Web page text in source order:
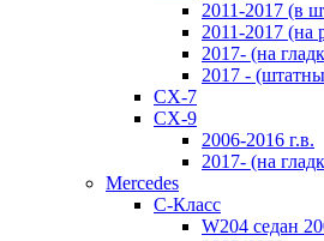
2011-2017 (в
2011-2017 (на
2017- (на
2017 -
CX-7
CX-9
2006-2016 г.в.
2017- (на
Mercedes
C-Класс
W204 седан